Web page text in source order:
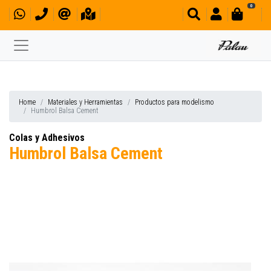
0
Home Materiales y Herramientas
Productos para modelismo
Humbrol Balsa Cement
Colas y Adhesivos
Humbrol Balsa Cement